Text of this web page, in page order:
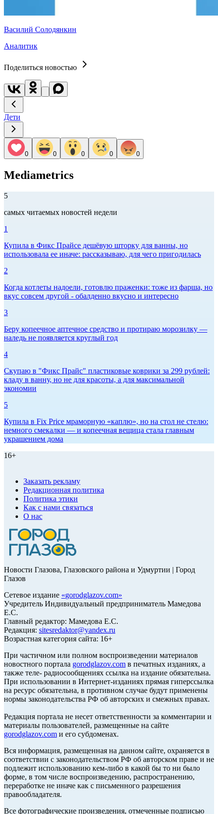
Василий Солодянкин
Аналитик
Поделиться новостью
Дети
0 0 0 0 0
Mediametrics
5
самых читаемых новостей недели
1
Купила в Фикс Прайсе дешёвую шторку для ванны, но
использовала ее иначе: рассказываю, для чего пригодилась
2
Когда котлеты надоели, готовлю праженки: тоже из фарша, но
вкус совсем другой - обалденно вкусно и интересно
3
Беру копеечное аптечное средство и протираю морозилку —
наледь не появляется круглый год
4
Скупаю в "Фикс Прайс" пластиковые коврики за 299 рублей:
кладу в ванну, но не для красоты, а для максимальной
экономии
5
Купила в Fix Price мраморную «каплю», но на стол не стелю:
немного смекалки — и копеечная вещица стала главным
украшением дома
16+
Заказать рекламу
Редакционная политика
Политика этики
Как с нами связаться
О нас
Новости Глазова, Глазовского района и Удмуртии | Город
Глазов
Сетевое издание «gorodglazov.com»
Учредитель Индивидуальный предприниматель Мамедова
Е.С.
Главный редактор: Мамедова Е.С.
Редакция: sitesredaktor@yandex.ru
Возрастная категория сайта: 16+
При частичном или полном воспроизведении материалов
новостного портала gorodglazov.com в печатных изданиях, а
также теле- радиосообщениях ссылка на издание обязательна.
При использовании в Интернет-изданиях прямая гиперссылка
на ресурс обязательна, в противном случае будут применены
нормы законодательства РФ об авторских и смежных правах.
Редакция портала не несет ответственности за комментарии и
материалы пользователей, размещенные на сайте
gorodglazov.com и его субдоменах.
Вся информация, размещенная на данном сайте, охраняется в
соответствии с законодательством РФ об авторском праве и не
подлежит использованию кем-либо в какой бы то ни было
форме, в том числе воспроизведению, распространению,
переработке не иначе как с письменного разрешения
правообладателя.
Все фотографические произведения, отмеченные подписью